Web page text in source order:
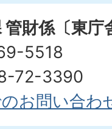
財係〔東庁
5518
72-3390
お問い合わ